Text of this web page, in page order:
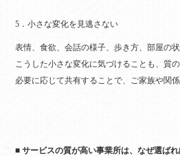
5．小さな変化を見逃さない
表情、食欲、会話の様子、歩き方、部屋の状
こうした小さな変化に気づけることも、質
必要に応じて共有することで、ご家族や関
■ サービスの質が高い事業所は、なぜ選ば